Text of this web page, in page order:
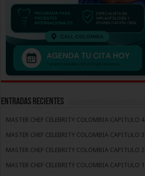
Entradas recientes
MASTER CHEF CELEBRITY COLOMBIA CAPITULO 4
MASTER CHEF CELEBRITY COLOMBIA CAPITULO 3
MASTER CHEF CELEBRITY COLOMBIA CAPITULO 2
MASTER CHEF CELEBRITY COLOMBIA CAPITULO 1